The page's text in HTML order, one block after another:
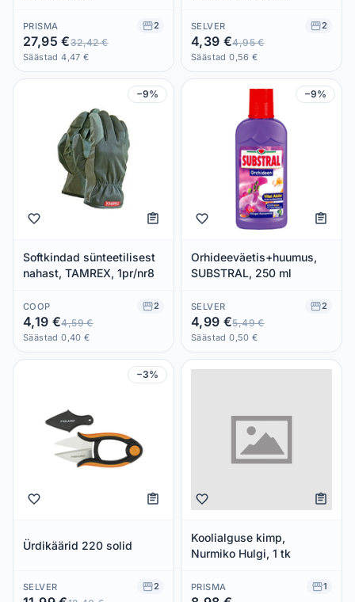
PRISMA 2
27,95 €32,42 €
Säästad 4,47 €
SELVER 2
4,39 €4,95 €
Säästad 0,56 €
−9%
Softkindad sünteetilisest
nahast, TAMREX, 1pr/nr8
COOP 2
4,19 €4,59 €
Säästad 0,40 €
−9%
Orhideeväetis+huumus,
SUBSTRAL, 250 ml
SELVER 2
4,99 €5,49 €
Säästad 0,50 €
−3%
Ürdikäärid 220 solid
SELVER 2
Koolialguse kimp,
Nurmiko Hulgi, 1 tk
PRISMA 1